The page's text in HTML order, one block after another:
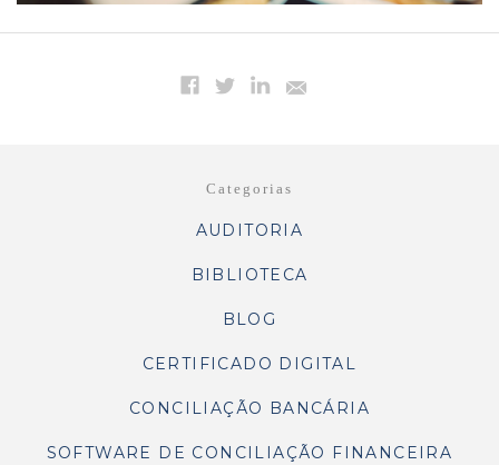
Categorias
AUDITORIA
BIBLIOTECA
BLOG
CERTIFICADO DIGITAL
CONCILIAÇÃO BANCÁRIA
SOFTWARE DE CONCILIAÇÃO FINANCEIRA